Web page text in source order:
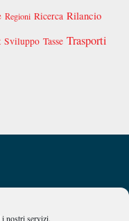
nostri servizi.
Regioni Ricerca Rilancio
Sviluppo Tasse Trasporti
siamo